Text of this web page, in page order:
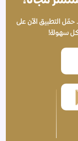
التطبيق الآن على
سهولة!